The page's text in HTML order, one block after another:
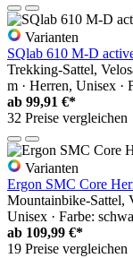
Varianten
SQlab 610 M-D
Trekking-Sattel,
m · Herren, Unisex ·
ab 99,91 €*
32 Preise vergleichen
Varianten
Ergon SMC Core
Mountainbike-Sattel,
Unisex · Farbe:
ab 109,99 €*
19 Preise vergleichen